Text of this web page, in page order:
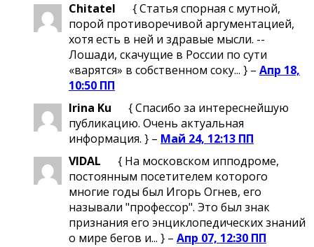
Chitatel
{ Статья спорная с мутной,
порой противоречивой аргументацией,
хотя есть в ней и здравые мысли. --
Лошади, скачущие в России по сути
«варятся» в собственном соку... } – Апр 18,
10:50 ПП
Irina Ku
{ Спасибо за интереснейшую
публикацию. Очень актуальная
информация. } – Май 24, 12:13 ПП
VIDAL
{ На московском ипподроме,
постоянным посетителем которого
многие годы был Игорь Огнев, его
называли "профессор". Это был знак
признания его энциклопедических знаний
о мире бегов и... } – Апр 07, 12:30 ПП